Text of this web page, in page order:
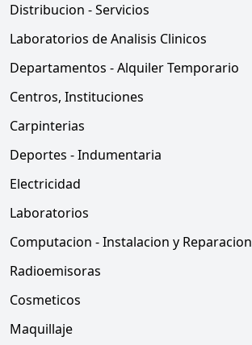
Distribucion - Servicios
Laboratorios de Analisis Clinicos
Departamentos - Alquiler Temporario
Centros, Instituciones
Carpinterias
Deportes - Indumentaria
Electricidad
Laboratorios
Computacion - Instalacion y Reparacion
Radioemisoras
Cosmeticos
Maquillaje